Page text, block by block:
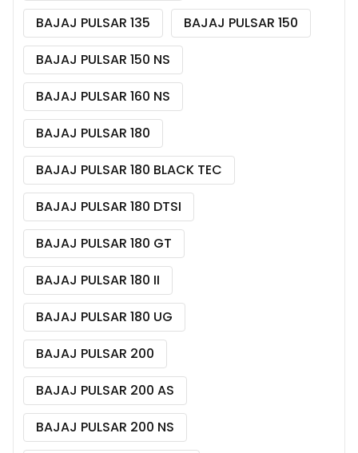
BAJAJ PULSAR 135
BAJAJ PULSAR 150
BAJAJ PULSAR 150 NS
BAJAJ PULSAR 160 NS
BAJAJ PULSAR 180
BAJAJ PULSAR 180 BLACK TEC
BAJAJ PULSAR 180 DTSI
BAJAJ PULSAR 180 GT
BAJAJ PULSAR 180 II
BAJAJ PULSAR 180 UG
BAJAJ PULSAR 200
BAJAJ PULSAR 200 AS
BAJAJ PULSAR 200 NS